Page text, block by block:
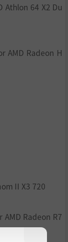
Athlon 64 X2 Du
AMD Radeon H
II X3 720
AMD Radeon R7